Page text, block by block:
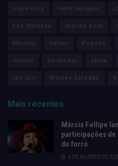
ingressos ivete sangalo
Léo Santana marina park
Música nattan Pagode
samba Sertanejo show
taty girl Wesley Safadão
Mais recentes
Márcia Fellipe
participações
do forró
6 DE AGOSTO DE